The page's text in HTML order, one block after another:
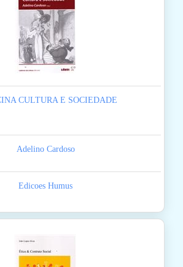
CULTURA E SOCIEDADE
Adelino Cardoso
Edicoes Humus